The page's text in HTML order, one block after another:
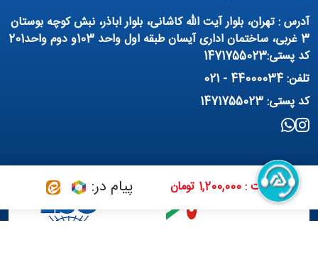
قیمت : 1,200,000 تومان پیام در:
تهویه مطبوع
پمپ هواده
پمپ وکیوم
فیلتراسیون و تصفیه
منبع آب (تانکر آب)
مواد شیمیایی
آدرس : تهران، بلوار آیت الله کاشانی، بلوار اباذر، نبش کوچه بوستان
3 غربی، ساختمان اداری آیسان طبقه اول واحد 103و دوم واحد201
کد پستی:1471755023
تلفن: 44000034 - 021
کد پستی: 1471755023